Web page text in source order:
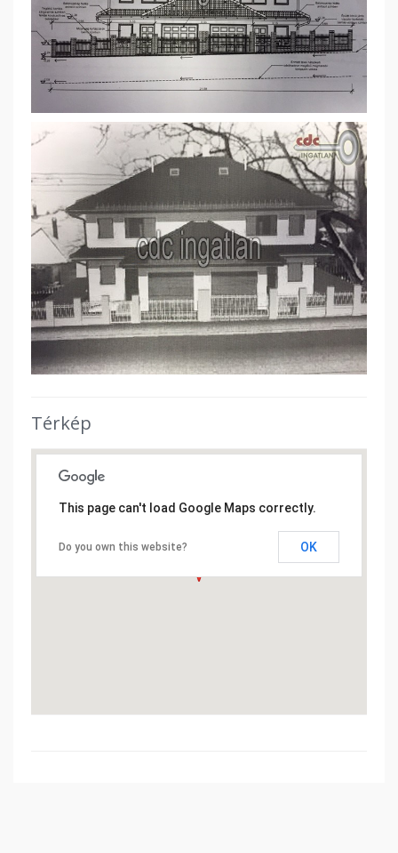
Térkép
This page can't load Google Maps correctly.
Do you own this website? OK